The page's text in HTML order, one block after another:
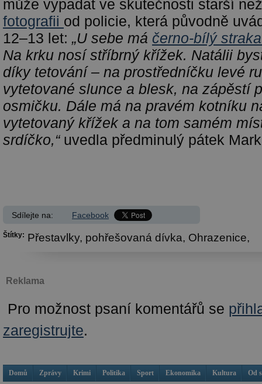
může vypadat ve skutečnosti starší
fotografii od policie, která původně
12–13 let: „U sebe má černo-bílý
Na krku nosí stříbrný křížek. Natálii
díky tetování – na prostředníčku levé
vytetované slunce a blesk, na zápěstí
osmičku. Dále má na pravém kotníku
vytetovaný křížek a na tom samém
srdíčko,“ uvedla předminulý pátek
Sdílejte na: Facebook
Štítky: Přestavlky, pohřešovaná dívka, Ohrazenice,
Reklama
Pro možnost psaní komentářů se
zaregistrujte.
Domů Zprávy Krimi Politika Sport Ekonomika Kultura Od